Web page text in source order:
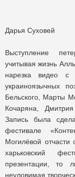
Дарья Суховей
Выступление
учитывая жизнь
нарезка видео с
украиноязычных
Бельского, Марты
Кочаряна,
Запись была
фестивале
Могилёвой
харьковский
презентации, то
неуловимая